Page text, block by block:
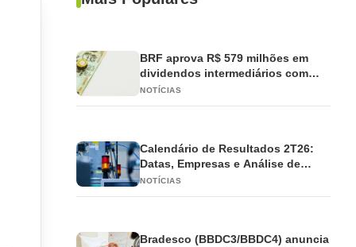
BRF aprova R$ 579 milhões em
dividendos intermediários com
pagamento em 2026
NOTÍCIAS
Calendário de Resultados 2T26:
Datas, Empresas e Análise de
Impacto
NOTÍCIAS
Bradesco (BBDC3/BBDC4) anuncia